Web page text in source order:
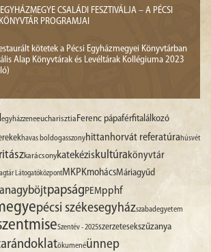
CSALÁDI FESZTIVÁLJA – A PÉCSI
PROGRAMJAI
kötetek a Pécsi Egyházmegyei Könyvtárban
Alap Könyvtárak és Levéltárak Kollégiuma 2023
egyházzeneeucharisztia Ferenc pápaférfitalálkozó
havas boldogasszonyhittanhorvát referatúrahúsvét
karácsonykatekéziskultúra könyvtár
LátogatóközpontMKPKmohácsMáriagyűd
nagyböjtpapság PEMpphf
pécsi székesegyházszabadegyetem
Szentév - 2025szerzetesekszűzanya
ökumenéünnep